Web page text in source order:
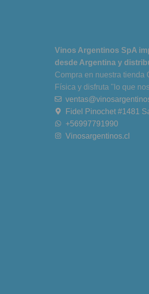
Vinos Argentinos SpA
desde Argentina y
Compra en nuestra tienda
Física y disfruta "lo que
Fidel Pinochet #1481
+56997791990
Vinosargentinos.cl